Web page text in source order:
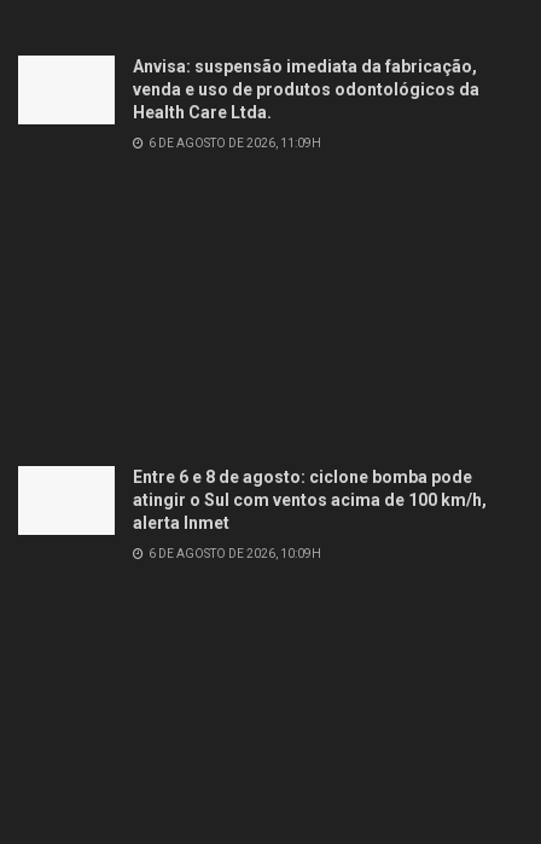
Anvisa: suspensão imediata da fabricação,
venda e uso de produtos odontológicos da
Health Care Ltda.
6 DE AGOSTO DE 2026, 11:09H
Entre 6 e 8 de agosto: ciclone bomba pode
atingir o Sul com ventos acima de 100 km/h,
alerta Inmet
6 DE AGOSTO DE 2026, 10:09H